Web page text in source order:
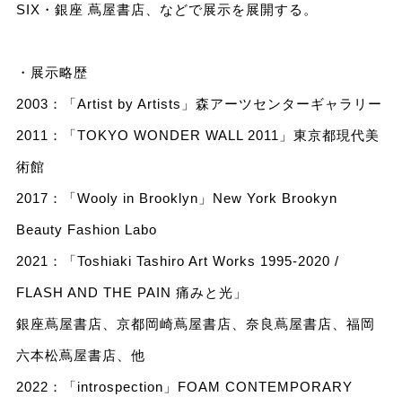
SIX・銀座 蔦屋書店、などで展示を展開する。
・展示略歴
2003：「Artist by Artists」森アーツセンターギャラリー
2011：「TOKYO WONDER WALL 2011」東京都現代美
術館
2017：「Wooly in Brooklyn」New York Brookyn
Beauty Fashion Labo
2021：「Toshiaki Tashiro Art Works 1995-2020 /
FLASH AND THE PAIN 痛みと光」
銀座蔦屋書店、京都岡崎蔦屋書店、奈良蔦屋書店、福岡
六本松蔦屋書店、他
2022：「introspection」FOAM CONTEMPORARY